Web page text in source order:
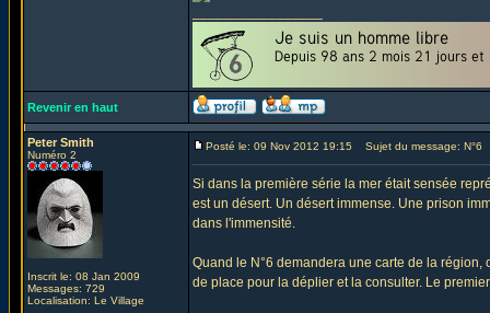
Revenir en haut
Peter Smith
Numéro 2
Inscrit le: 08 Jan 2009
Messages: 729
Localisation: Le Village
Posté le: 09 Nov 2012 19:15 Sujet du message: N°6
Si dans la première série la mer était sensée
est un désert. Un désert immense. Une prison
dans l'immensité.
Quand le N°6 demandera une carte de la
de place pour la déplier et la consulter. Le